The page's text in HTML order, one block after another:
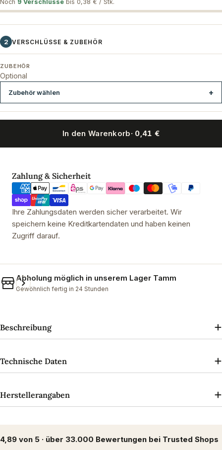
Noch 9 Verschlüsse bis 0,38 € / Stk.
2 VERSCHLÜSSE & ZUBEHÖR
ZUBEHÖR
Optional
Zubehör wählen
In den Warenkorb· 0,41 €
Zahlung & Sicherheit
Zahlungsmethoden
Ihre Zahlungsdaten werden sicher verarbeitet. Wir
speichern keine Kreditkartendaten und haben keinen
Zugriff darauf.
Abholung möglich in unserem Lager Tamm
Gewöhnlich fertig in 24 Stunden
Beschreibung
Technische Daten
Herstellerangaben
4,89 von 5 · über 33.000 Bewertungen bei Trusted Shops